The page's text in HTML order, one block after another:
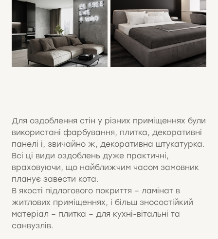
Для оздоблення стін у різних приміщеннях були
використані фарбування, плитка, декоративні
панелі і, звичайно ж, декоративна штукатурка.
Всі ці види оздоблень дуже практичні,
враховуючи, що найближчим часом замовник
планує завести кота.
В якості підлогового покриття – ламінат в
житлових приміщеннях, і більш зносостійкий
матеріал – плитка – для кухні-вітальні та
санвузлів.